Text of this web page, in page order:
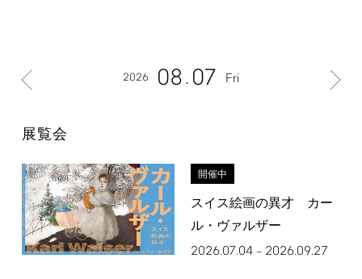
2026 08 07 Fri
展覧会
開催中
スイス絵画の異才 カー
ル・ヴァルザー
2026.07.04– 2026.09.27